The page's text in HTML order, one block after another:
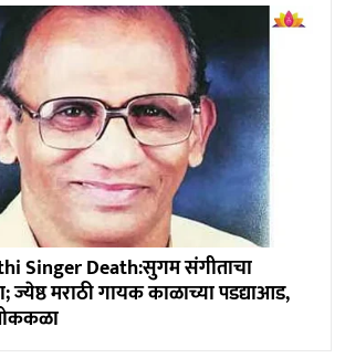
Singer Death:सुगम संगीताचा
मराठी गायक काळाच्या पडद्याआड,